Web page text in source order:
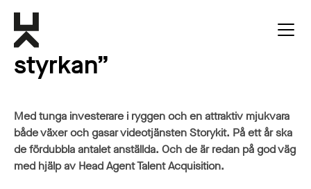
Storykit: ”I år dubblar vi
styrkan”
Med tunga investerare i ryggen och en attraktiv mjukvara
både växer och gasar videotjänsten Storykit. På ett år ska
de fördubbla antalet anställda. Och de är redan på god väg
med hjälp av Head Agent Talent Acquisition.